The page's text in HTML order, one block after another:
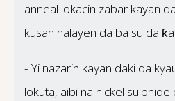
anneal lokacin zabar kayan
kusan halayen da ba su da
- Yi nazarin kayan daki da
lokuta, aibi na nickel